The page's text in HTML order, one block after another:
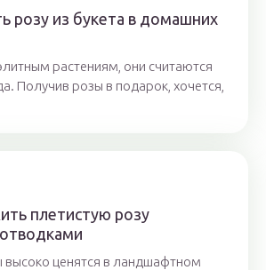
розу из букета в домашних
растениям, они считаются
Получив розы в подарок, хочется,
плетистую розу
высоко ценятся в ландшафтном